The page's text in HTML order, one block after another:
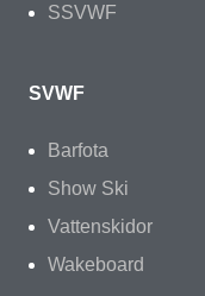
SSVWF
SVWF
Barfota
Show Ski
Vattenskidor
Wakeboard